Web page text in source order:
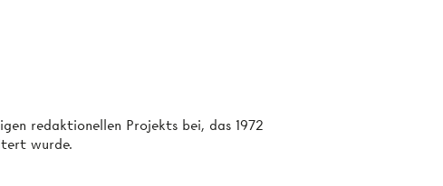
redaktionellen Projekts bei, das 1972
wurde.